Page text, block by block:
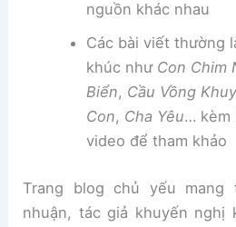
nguồn khác nhau
Các bài viết thường
khúc như Con Chim
Biển, Cầu Vồng
Con, Cha Yêu… kèm
video để tham khảo
Trang blog chủ yếu
nhuận, tác giả khuyến nghị